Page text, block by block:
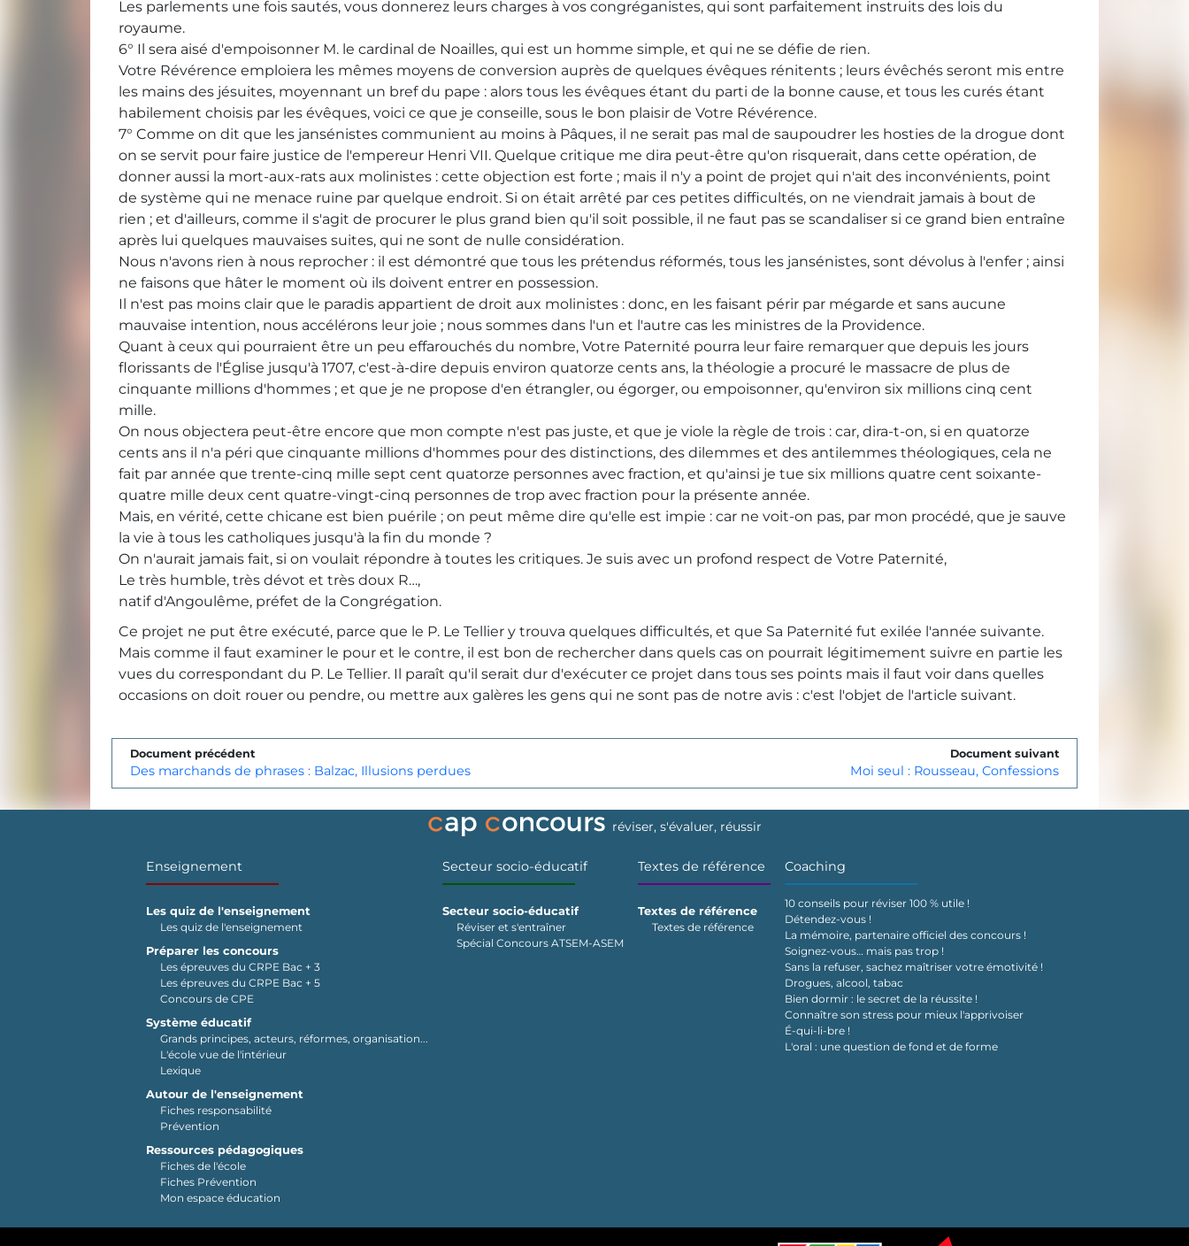
Les parlements une fois sautés, vous donnerez leurs charges à vos congréganistes, qui sont parfaitement instruits des lois du
royaume.
6° Il sera aisé d'empoisonner M. le cardinal de Noailles, qui est un homme simple, et qui ne se défie de rien.
Votre Révérence emploiera les mêmes moyens de conversion auprès de quelques évêques rénitents ; leurs évêchés seront mis entre
les mains des jésuites, moyennant un bref du pape : alors tous les évêques étant du parti de la bonne cause, et tous les curés étant
habilement choisis par les évêques, voici ce que je conseille, sous le bon plaisir de Votre Révérence.
7° Comme on dit que les jansénistes communient au moins à Pâques, il ne serait pas mal de saupoudrer les hosties de la drogue dont
on se servit pour faire justice de l'empereur Henri VII. Quelque critique me dira peut-être qu'on risquerait, dans cette opération, de
donner aussi la mort-aux-rats aux molinistes : cette objection est forte ; mais il n'y a point de projet qui n'ait des inconvénients, point
de système qui ne menace ruine par quelque endroit. Si on était arrêté par ces petites difficultés, on ne viendrait jamais à bout de
rien ; et d'ailleurs, comme il s'agit de procurer le plus grand bien qu'il soit possible, il ne faut pas se scandaliser si ce grand bien entraîne
après lui quelques mauvaises suites, qui ne sont de nulle considération.
Nous n'avons rien à nous reprocher : il est démontré que tous les prétendus réformés, tous les jansénistes, sont dévolus à l'enfer ; ainsi
ne faisons que hâter le moment où ils doivent entrer en possession.
Il n'est pas moins clair que le paradis appartient de droit aux molinistes : donc, en les faisant périr par mégarde et sans aucune
mauvaise intention, nous accélérons leur joie ; nous sommes dans l'un et l'autre cas les ministres de la Providence.
Quant à ceux qui pourraient être un peu effarouchés du nombre, Votre Paternité pourra leur faire remarquer que depuis les jours
florissants de l'Église jusqu'à 1707, c'est-à-dire depuis environ quatorze cents ans, la théologie a procuré le massacre de plus de
cinquante millions d'hommes ; et que je ne propose d'en étrangler, ou égorger, ou empoisonner, qu'environ six millions cinq cent
mille.
On nous objectera peut-être encore que mon compte n'est pas juste, et que je viole la règle de trois : car, dira-t-on, si en quatorze
cents ans il n'a péri que cinquante millions d'hommes pour des distinctions, des dilemmes et des antilemmes théologiques, cela ne
fait par année que trente-cinq mille sept cent quatorze personnes avec fraction, et qu'ainsi je tue six millions quatre cent soixante-
quatre mille deux cent quatre-vingt-cinq personnes de trop avec fraction pour la présente année.
Mais, en vérité, cette chicane est bien puérile ; on peut même dire qu'elle est impie : car ne voit-on pas, par mon procédé, que je sauve
la vie à tous les catholiques jusqu'à la fin du monde ?
On n'aurait jamais fait, si on voulait répondre à toutes les critiques. Je suis avec un profond respect de Votre Paternité,
Le très humble, très dévot et très doux R…,
natif d'Angoulême, préfet de la Congrégation.
Ce projet ne put être exécuté, parce que le P. Le Tellier y trouva quelques difficultés, et que Sa Paternité fut exilée l'année suivante.
Mais comme il faut examiner le pour et le contre, il est bon de rechercher dans quels cas on pourrait légitimement suivre en partie les
vues du correspondant du P. Le Tellier. Il paraît qu'il serait dur d'exécuter ce projet dans tous ses points mais il faut voir dans quelles
occasions on doit rouer ou pendre, ou mettre aux galères les gens qui ne sont pas de notre avis : c'est l'objet de l'article suivant.
Document précédent
Des marchands de phrases : Balzac, Illusions perdues
Document suivant
Moi seul : Rousseau, Confessions
réviser, s'évaluer, réussir
Enseignement
Les quiz de l'enseignement
Les quiz de l'enseignement
Préparer les concours
Les épreuves du CRPE Bac + 3
Les épreuves du CRPE Bac + 5
Concours de CPE
Système éducatif
Grands principes, acteurs, réformes, organisation...
L'école vue de l'intérieur
Lexique
Autour de l'enseignement
Fiches responsabilité
Prévention
Ressources pédagogiques
Fiches de l'école
Fiches Prévention
Mon espace éducation
Secteur socio-éducatif
Secteur socio-éducatif
Réviser et s'entraîner
Spécial Concours ATSEM-ASEM
Textes de référence
Textes de référence
Textes de référence
Coaching
10 conseils pour réviser 100 % utile !
Détendez-vous !
La mémoire, partenaire officiel des concours !
Soignez-vous… mais pas trop !
Sans la refuser, sachez maîtriser votre émotivité !
Drogues, alcool, tabac
Bien dormir : le secret de la réussite !
Connaître son stress pour mieux l'apprivoiser
É-qui-li-bre !
L'oral : une question de fond et de forme